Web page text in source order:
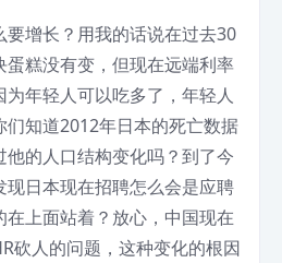
增长？用我的话说在过去30
糕没有变，但现在远端利率
年轻人可以吃多了，年轻人
们知道2012年日本的死亡数据
的人口结构变化吗？到了今
现日本现在招聘怎么会是应聘
上面站着？放心，中国现在
砍人的问题，这种变化的根因